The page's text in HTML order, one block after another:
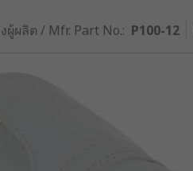
ผลิต / Mfr. Part No.: P100-12